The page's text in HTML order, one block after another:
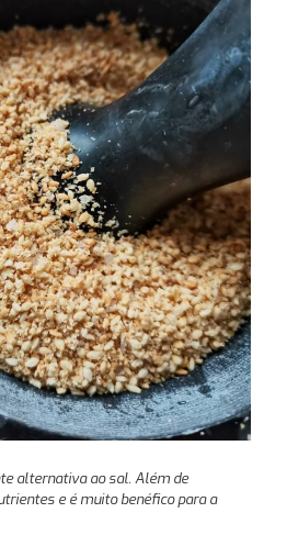
alternativa ao sal. Além de
e é muito benéfico para a